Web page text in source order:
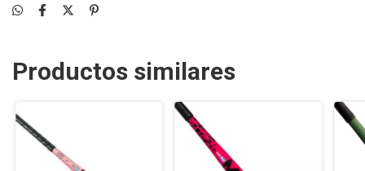
Productos similares